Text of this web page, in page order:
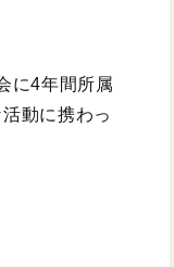
に4年間所属
動に携わっ